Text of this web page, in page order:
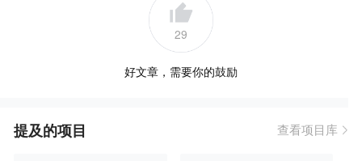
29
好文章，需要你的鼓励
提及的项目 查看项目库